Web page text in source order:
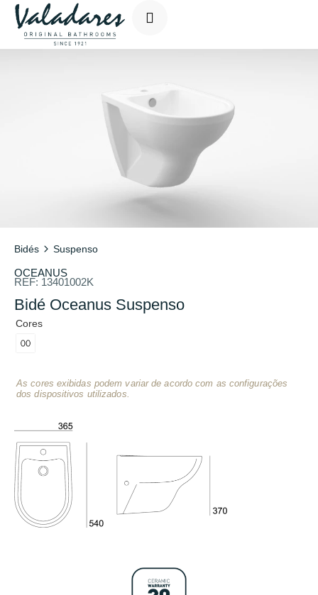
Bidés Suspenso
OCEANUS
REF: 13401002K
Bidé Oceanus Suspenso
Cores
As cores exibidas podem variar de acordo com as configurações
dos dispositivos utilizados.